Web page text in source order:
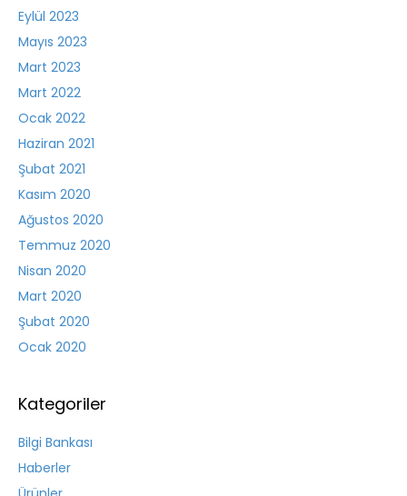
Eylül 2023
Mayıs 2023
Mart 2023
Mart 2022
Ocak 2022
Haziran 2021
Şubat 2021
Kasım 2020
Ağustos 2020
Temmuz 2020
Nisan 2020
Mart 2020
Şubat 2020
Ocak 2020
Kategoriler
Bilgi Bankası
Haberler